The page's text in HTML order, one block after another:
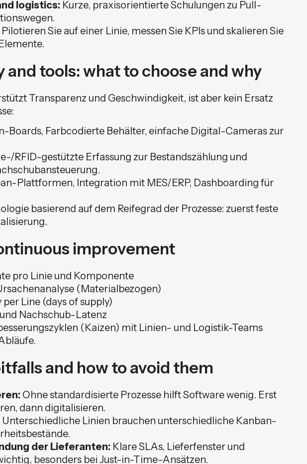
logistics:Kurze, praxisorientierte Schulungen zu Pull-
Sie auf einer Linie, messen Sie KPIs und skalieren Sie
and tools: what to choose and why
Transparenz und Geschwindigkeit, ist aber kein Ersatz
Boards, Farbcodierte Behälter, einfache Digital-Cameras zur
RFID-gestützte Erfassung zur Bestandszählung und
Plattformen, Integration mit MES/ERP, Dashboarding für
basierend auf dem Reifegrad der Prozesse: zuerst feste
improvement
pro Linie und Komponente
(Materialbezogen)
Line (days of supply)
Nachschub-Latenz
(Kaizen) mit Linien- und Logistik-Teams
and how to avoid them
Ohne standardisierte Prozesse hilft Software wenig. Erst
dann digitalisieren.
Unterschiedliche Linien brauchen unterschiedliche Kanban-
der Lieferanten:Klare SLAs, Lieferfenster und
besonders bei Just-in-Time-Ansätzen.